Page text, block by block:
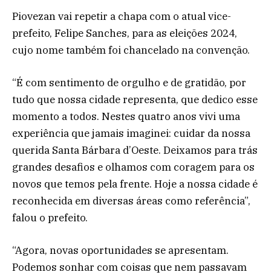
Piovezan vai repetir a chapa com o atual vice-
prefeito, Felipe Sanches, para as eleições 2024,
cujo nome também foi chancelado na convenção.
“É com sentimento de orgulho e de gratidão, por
tudo que nossa cidade representa, que dedico esse
momento a todos. Nestes quatro anos vivi uma
experiência que jamais imaginei: cuidar da nossa
querida Santa Bárbara d’Oeste. Deixamos para trás
grandes desafios e olhamos com coragem para os
novos que temos pela frente. Hoje a nossa cidade é
reconhecida em diversas áreas como referência”,
falou o prefeito.
“Agora, novas oportunidades se apresentam.
Podemos sonhar com coisas que nem passavam